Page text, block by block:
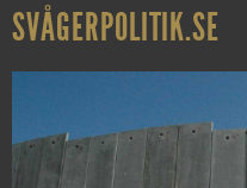
SVÅGERPOLITIK.SE